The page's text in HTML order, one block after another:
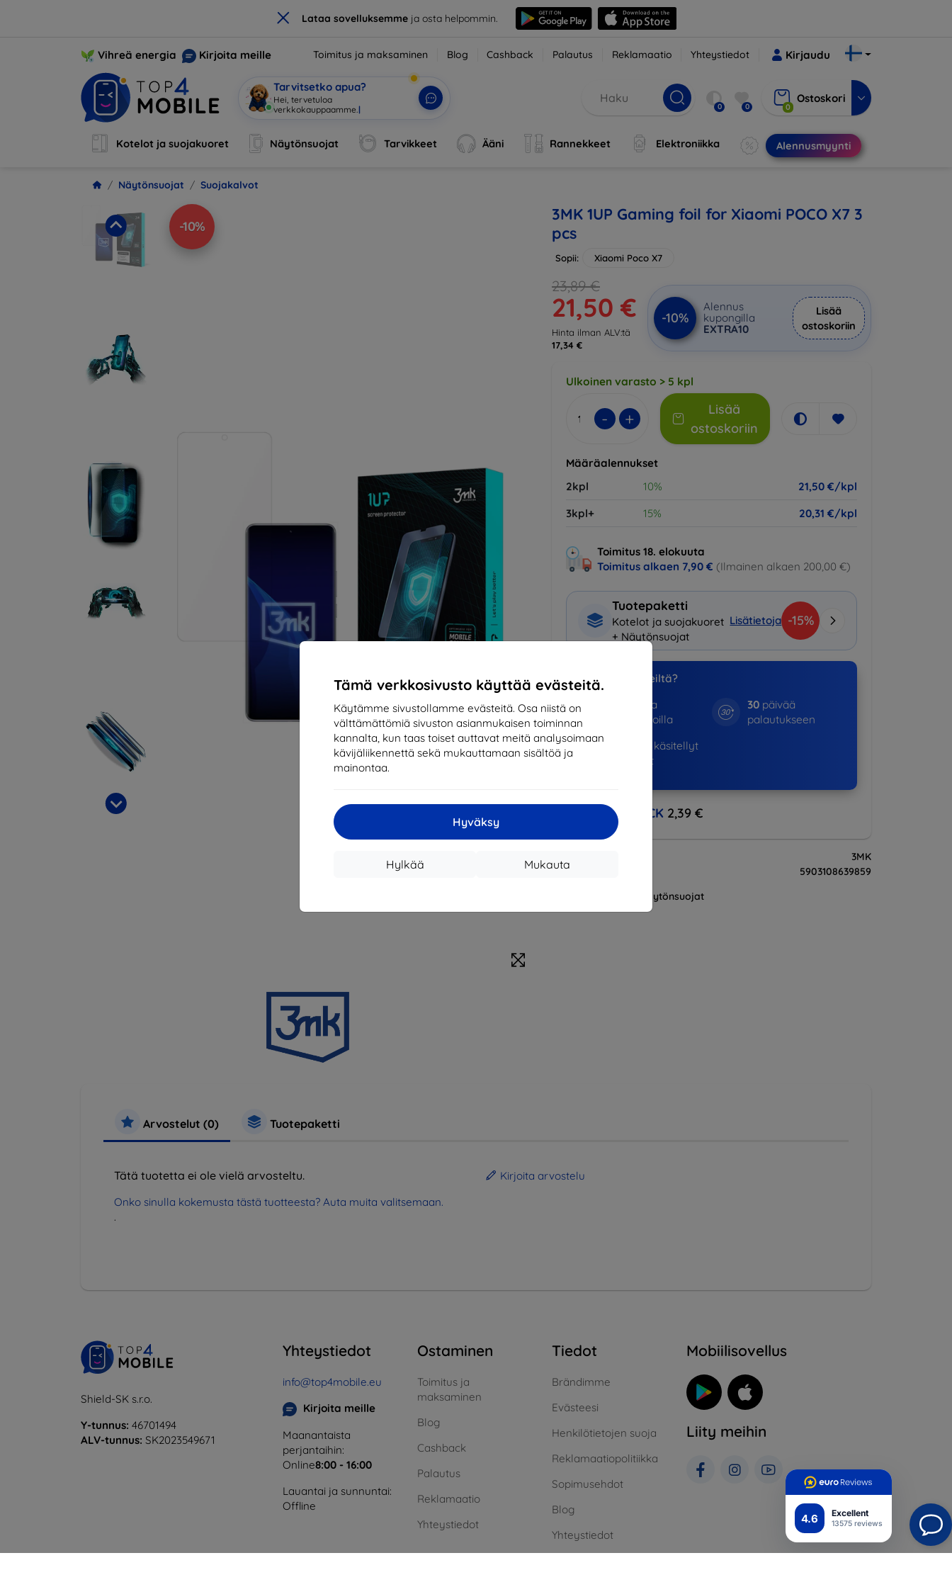
× Lataa sovelluksemmeja osta helpommin.
4.6 Excellent
13575 reviews
Tämä verkkosivusto käyttää evästeitä.
Käytämme sivustollamme evästeitä. Osa niistä on
välttämättömiä sivuston asianmukaisen toiminnan
kannalta, kun taas toiset auttavat meitä analysoimaan
kävijäliikennettä sekä mukauttamaan sisältöä ja
mainontaa.
Hyväksy
Mukauta
Hylkää
Vihreä energia Kirjoita meille Toimitus ja maksaminen Blog Cashback Palautus Reklamaatio Yhteystiedot Kirjaudu
Tarvitsetko apua?
Hei, tervetuloa verkkokauppaa 0 0 0
Ostoskori
Kotelot ja suojakuoret Näytönsuojat Tarvikkeet Ääni Rannekkeet Elektroniikka Alennusmyynti
Näytönsuojat Suojakalvot
-10%
3MK 1UP Gaming foil for Xiaomi POCO X7 3
pcs
Sopii: Xiaomi Poco X7
23,89 €
21,50 €
Hinta ilman ALV:tä
17,34 €
-10%
Alennus
kupongilla
EXTRA10
Lisää
ostoskoriin
Ulkoinen varasto > 5 kpl
- +
Lisää
ostoskoriin
Määräalennukset
2kpl
10%
21,50 €/kpl
3kpl+
15% 20,31 €/kpl
Toimitus 18. elokuuta
Toimitus alkaen 7,90 € (Ilmainen alkaen 200,00 €)
Tuotepaketti
Kotelot ja suojakuoret
+ Näytönsuojat
Lisätietoja -15%
Miksi ostaa meiltä?
vuotta
markkinoilla
30päivää
palautukseen
käsitellyt
tilaukset
CASHBACK 2,39 €
3MK
EAN
5903108639859
Näytönsuojat
Arvostelut (0) Tuotepaketti
Tätä tuotetta ei ole vielä arvosteltu.
Onko sinulla kokemusta tästä tuotteesta? Auta muita valitsemaan.
.
Kirjoita arvostelu
Shield-SK s.r.o.
Y-tunnus: 46701494
ALV-tunnus: SK2023549671
Yhteystiedot
info@top4mobile.eu
Kirjoita meille
Maanantaista
perjantaihin:
Online8:00 - 16:00
Lauantai ja sunnuntai:
Offline
Ostaminen
Toimitus ja
maksaminen
Blog
Cashback
Palautus
Reklamaatio
Yhteystiedot
Tiedot
Brändimme
Evästeesi
Henkilötietojen suoja
Reklamaatiopolitiikka
Sopimusehdot
Blog
Yhteystiedot
Mobiilisovellus
Liity meihin